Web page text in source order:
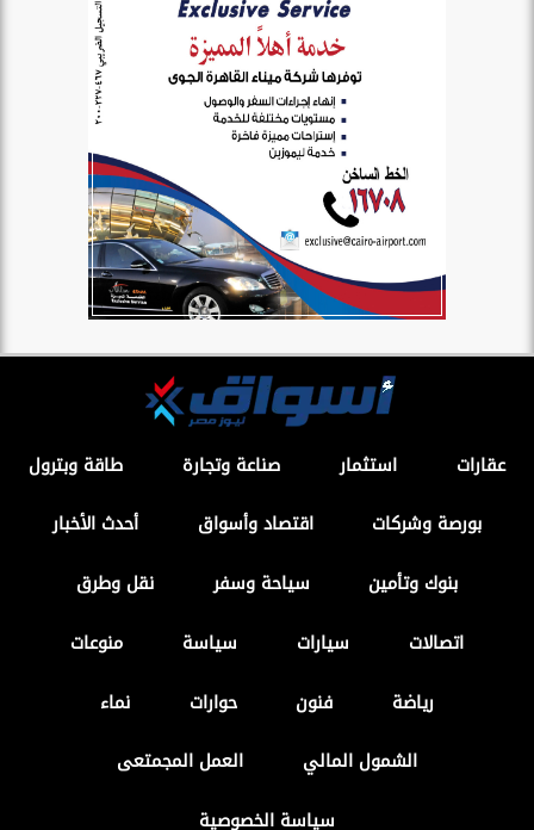
عقارات استثمار صناعة وتجارة
طاقة وبترول
بورصة وشركات
اقتصاد وأسواق
أحدث الأخبار
بنوك وتأمين
سياحة وسفر
نقل وطرق
اتصالات
سيارات سياسة
منوعات
رياضة
فنون حوارات
نماء
الشمول المالي
العمل المجمتعى
سياسة الخصوصية